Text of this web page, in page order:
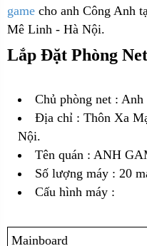
game cho anh Công Anh
Mê Linh - Hà Nội.
Lắp Đặt Phòng
Chủ phòng net :
Địa chỉ : Thôn Xa
Nội.
Tên quán : ANH
Số lượng máy : 20
Cấu hình máy :
Mainboard